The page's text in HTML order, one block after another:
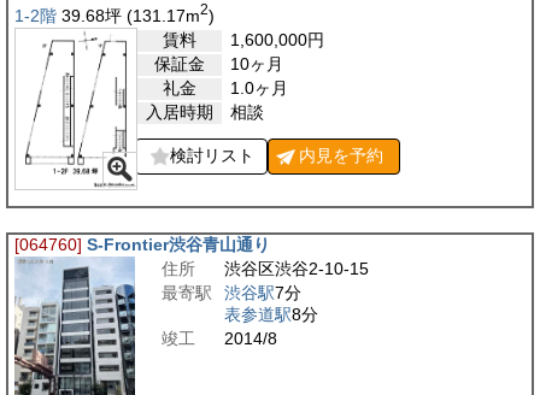
1-2階 39.68坪 (131.17m2)
賃料
1,600,000円
保証金
10ヶ月
礼金
1.0ヶ月
入居時期
相談
検討リスト 内見を予約
[064760] S-Frontier渋谷青山通り
住所
渋谷区渋谷2-10-15
最寄駅
渋谷駅7分
表参道駅8分
竣工
2014/8